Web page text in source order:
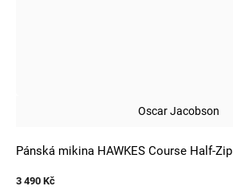
Oscar Jacobson
Pánská mikina HAWKES Course Half-Zip
3 490 Kč